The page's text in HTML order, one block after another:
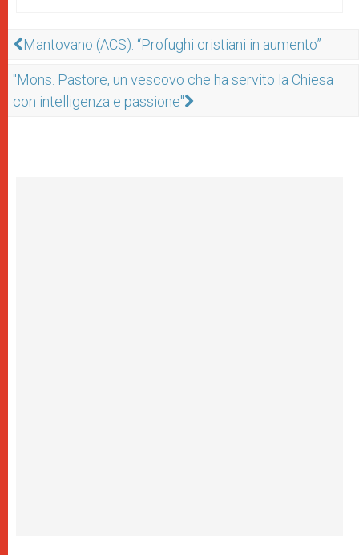
Mantovano (ACS): “Profughi cristiani in aumento”
"Mons. Pastore, un vescovo che ha servito la Chiesa
con intelligenza e passione"